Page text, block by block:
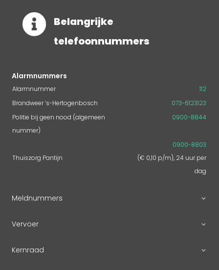

Belangrijke
telefoonnummers
Alarmnummers
Alarmnummer
112
Brandweer ‘s-Hertogenbosch
073-6123123
Politie bij geen nood (algemeen
nummer)
0900-8844
Thuiszorg Pantijn
0900-8803
(€ 0,10 p/m), 24 uur per
dag
Meldnummers
Vervoer
Kernraad